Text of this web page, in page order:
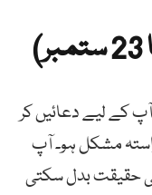
کے لیے دعائیں کر
مشکل ہو۔ آپ
حقیقت بدل سکتی